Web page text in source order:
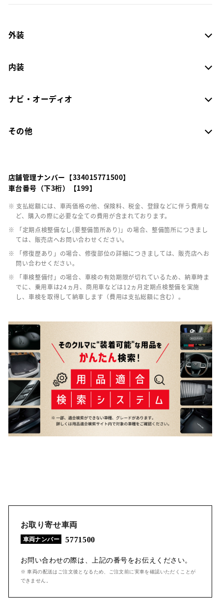
外装
内装
ナビ・オーディオ
その他
店舗管理ナンバー【334015771500】
車台番号（下3桁）【199】
※ 支払総額には、車両価格の他、保険料、税金、登録などに伴う費用な
ど、購入の際に必要な全ての費用が含まれております。
※ 「定期点検整備なし(要整備箇所あり)」の場合、整備箇所につきまし
ては、販売店へお問い合わせください。
※ 「修復歴あり」の場合、修復部位の詳細につきましては、販売店へお
問い合わせください。
※ 「車検整備付」の場合、車検の有効期限が切れているため、納車時ま
でに、乗用車は24ヵ月、商用車などは12ヵ月定期点検整備を実施
し、車検を取得して納車します（費用は支払総額に含む）。
お取り寄せ車両
車両ナンバー 5771500
お問い合わせの際は、上記の番号をお伝えください。
※ 車両の配送はご注文後となるため、ご注文前に実車を確認いただくことが
できません。